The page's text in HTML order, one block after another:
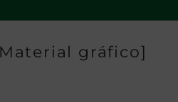
gráfico]